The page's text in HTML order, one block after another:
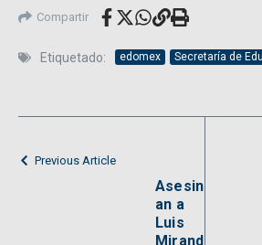
Compartir
Etiquetado: edomex Secretaría de
Previous Article
Asesin
an a
Luis
Mirand